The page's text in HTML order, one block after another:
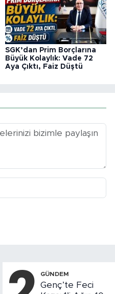
SGK’dan Prim Borçlarına
Büyük Kolaylık: Vade 72
Aya Çıktı, Faiz Düştü
GÜNDEM
Genç’te Feci